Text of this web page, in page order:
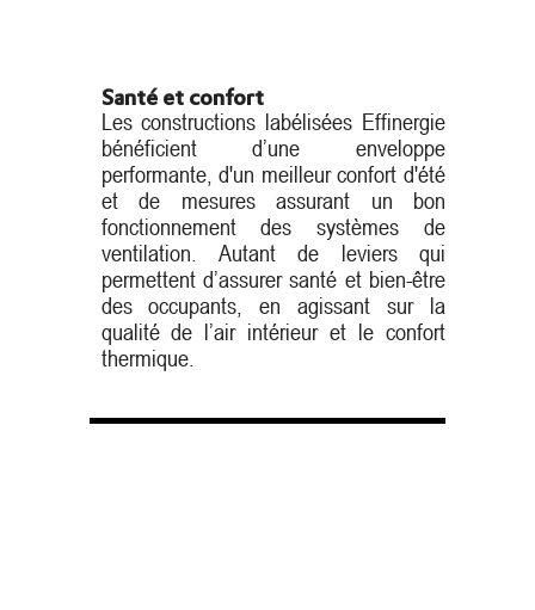
Santé et confort
Les constructions labélisées Effinergie
bénéficient d’une enveloppe
performante, d'un meilleur confort d'été
et de mesures assurant un bon
fonctionnement des systèmes de
ventilation. Autant de leviers qui
permettent d’assurer santé et bien-être
des occupants, en agissant sur la
qualité de l’air intérieur et le confort
thermique.